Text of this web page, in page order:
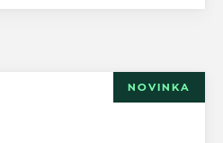
NOVINKA